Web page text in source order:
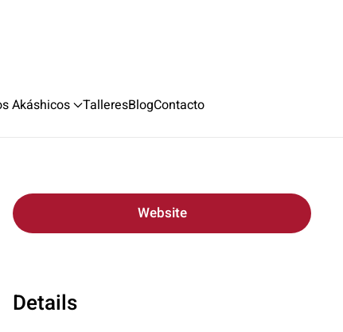
Akáshicos TalleresBlogContacto
Website
Details